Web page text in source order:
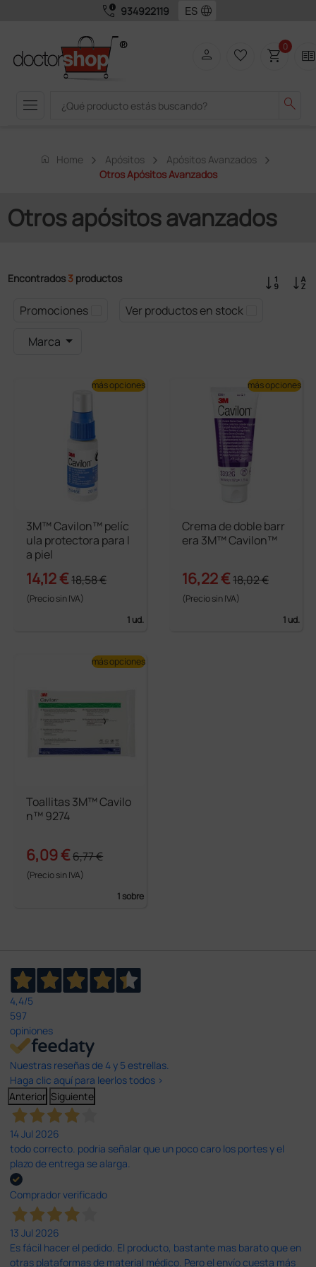
call_quality 934922119 language
menu search
person favorite_border shopping_cart0 two_pager
home Home Apósitos
Apósitos Avanzados
Otros Apósitos Avanzados
Otros apósitos avanzados
Encontrados 3 productos
Promociones
Ver productos en stock
Marca
3M™ Cavilon™ pelíc
ula protectora para l
a piel
14,12 €18,58 €
(Precio sin IVA)
1 ud.
más opciones
Crema de doble barr
era 3M™ Cavilon™
16,22 €18,02 €
(Precio sin IVA)
1 ud.
más opciones
Toallitas 3M™ Cavilo
n™ 9274
6,09 €6,77 €
(Precio sin IVA)
1 sobre
más opciones
4,4/5
597
opiniones
Nuestras reseñas de 4 y 5 estrellas.
Haga clic aquí para leerlos todos >
Anterior Siguiente
14 Jul 2026
todo correcto. podria señalar que un poco caro los portes y el
plazo de entrega se alarga.
Comprador verificado
13 Jul 2026
Es fácil hacer el pedido. El producto, bastante mas barato que en
otras plataformas de material médico. Pero el envío cuesta más